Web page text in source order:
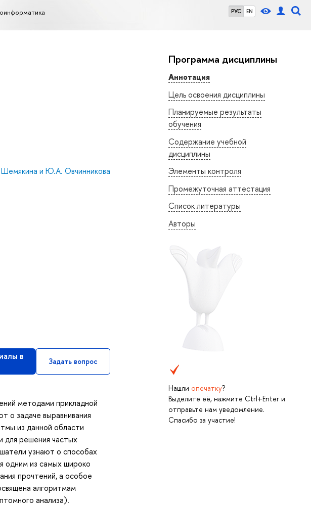
РУС EN
Программа дисциплины
Аннотация
Цель освоения дисциплины
Планируемые результаты
обучения
Содержание учебной
дисциплины
Элементы контроля
Промежуточная аттестация
Список литературы
Авторы
Нашли опечатку?
Выделите её, нажмите Ctrl+Enter и
отправьте нам уведомление.
Спасибо за участие!
и Ю.А. Овчинникова
в
Задать вопрос
методами прикладной
о задаче выравнивания
из данной области
для решения частых
узнают о способах
одним из самых широко
прочтений, а особое
алгоритмам
анализа).